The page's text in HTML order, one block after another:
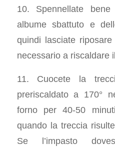
10. Spennellate
albume sbattuto e
quindi lasciate
necessario a riscaldare
11. Cuocete la
preriscaldato a 170°
forno per 40-50
quando la treccia
Se l’impasto